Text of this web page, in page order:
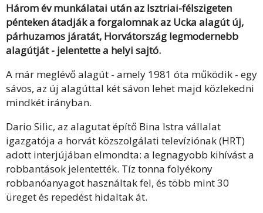
Három év munkálatai után az Isztriai-félszigeten
pénteken átadják a forgalomnak az Ucka alagút új,
párhuzamos járatát, Horvátország legmodernebb
alagútját - jelentette a helyi sajtó.
A már meglévő alagút - amely 1981 óta működik - egy
sávos, az új alagúttal két sávon lehet majd közlekedni
mindkét irányban.
Dario Silic, az alagutat építő Bina Istra vállalat
igazgatója a horvát közszolgálati televíziónak (HRT)
adott interjújában elmondta: a legnagyobb kihívást a
robbantások jelentették. Tíz tonna folyékony
robbanóanyagot használtak fel, és több mint 30
üreget és repedést hidaltak át.